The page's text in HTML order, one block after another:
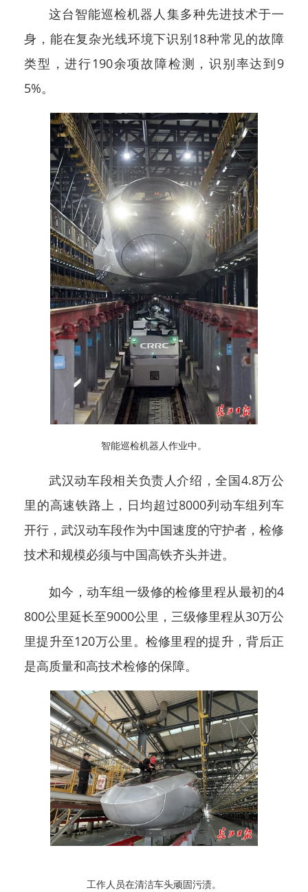
这台智能巡检机器人集多种先进技术于一
身，能在复杂光线环境下识别18种常见的故障
类型，进行190余项故障检测，识别率达到9
5%。
智能巡检机器人作业中。
武汉动车段相关负责人介绍，全国4.8万公
里的高速铁路上，日均超过8000列动车组列车
开行，武汉动车段作为中国速度的守护者，检修
技术和规模必须与中国高铁齐头并进。
如今，动车组一级修的检修里程从最初的4
800公里延长至9000公里，三级修里程从30万公
里提升至120万公里。检修里程的提升，背后正
是高质量和高技术检修的保障。
工作人员在清洁车头顽固污渍。